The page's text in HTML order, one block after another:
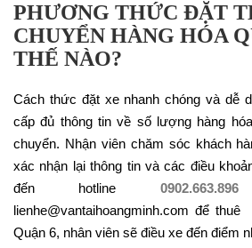
PHƯƠNG THỨC ĐẶT
CHUYỂN HÀNG HÓA
THẾ NÀO?
Cách thức đặt xe nhanh chóng và dễ
cấp đủ thông tin về số lượng hàng
chuyển. Nhận viên chăm sóc khách
xác nhận lại thông tin và các điều
đến hotline 0902.663.896
lienhe@vantaihoangminh.com để
Quận 6, nhân viên sẽ điều xe đến điểm